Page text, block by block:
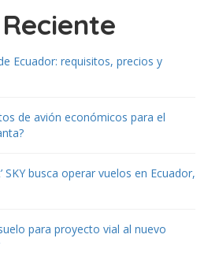
Ecuador: requisitos, precios y
de avión económicos para el
SKY busca operar vuelos en Ecuador,
para proyecto vial al nuevo